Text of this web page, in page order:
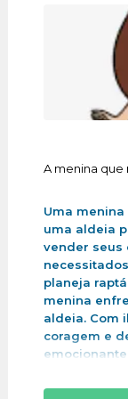
Uma
uma aldeia
vender seus
planeja
menina
aldeia. Com
coragem e